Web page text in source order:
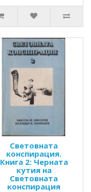
Световната
конспирация.
Книга 2: Черната
кутия на
Световната
конспирация